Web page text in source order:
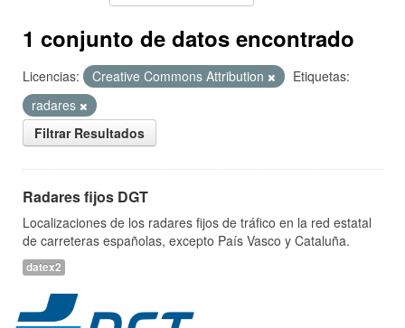
1 conjunto de datos encontrado
Licencias: Creative Commons Attribution
Etiquetas:
radares
Filtrar Resultados
Radares fijos DGT
Localizaciones de los radares fijos de tráfico en la red estatal
de carreteras españolas, excepto País Vasco y Cataluña.
datex2